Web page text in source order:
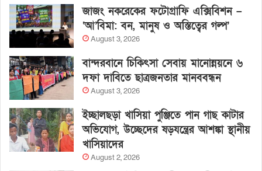
জাজং নকরেকের ফটোগ্রাফি এক্সিবিশন –
‘আ’বিমা: বন, মানুষ ও অস্তিত্বের গল্প’
August 3, 2026
বান্দরবানে চিকিৎসা সেবায় মানোন্নয়নে ৬
দফা দাবিতে ছাত্রজনতার মানববন্ধন
August 3, 2026
ইচ্ছালছড়া খাসিয়া পুঞ্জিতে পান গাছ কাটার
অভিযোগ, উচ্ছেদের ষড়যন্ত্রের আশঙ্কা স্থানীয়
খাসিয়াদের
August 2, 2026